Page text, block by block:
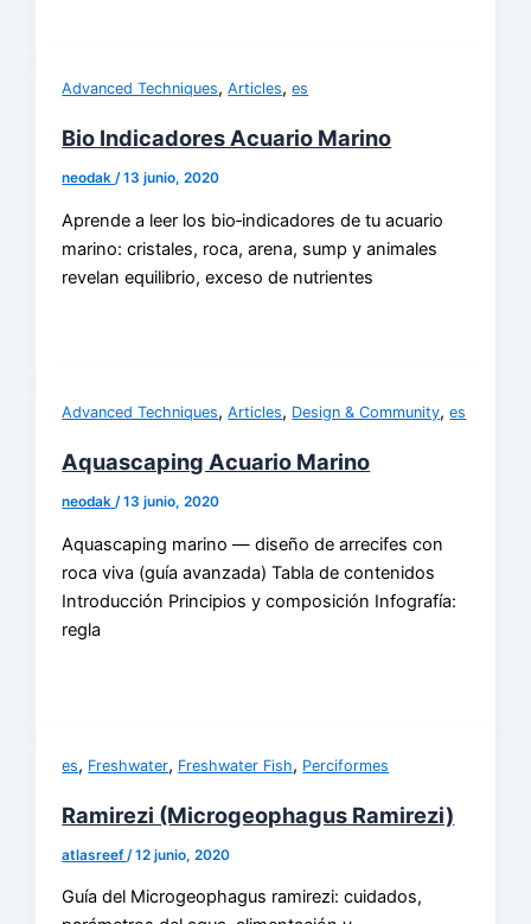
Advanced Techniques,Articles,es
Bio Indicadores Acuario Marino
neodak/13 junio, 2020
Aprende a leer los bio‑indicadores de tu acuario
marino: cristales, roca, arena, sump y animales
revelan equilibrio, exceso de nutrientes
Advanced Techniques,Articles, Design & Community,es
Aquascaping Acuario Marino
neodak/13 junio, 2020
Aquascaping marino — diseño de arrecifes con
roca viva (guía avanzada) Tabla de contenidos
Introducción Principios y composición Infografía:
regla
es, Freshwater, Freshwater Fish, Perciformes
Ramirezi (Microgeophagus Ramirezi)
atlasreef /12 junio, 2020
Guía del Microgeophagus ramirezi: cuidados,